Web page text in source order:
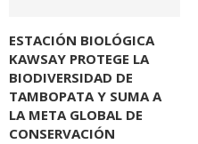
ESTACIÓN BIOLÓGICA
KAWSAY PROTEGE LA
BIODIVERSIDAD DE
TAMBOPATA Y SUMA A
LA META GLOBAL DE
CONSERVACIÓN